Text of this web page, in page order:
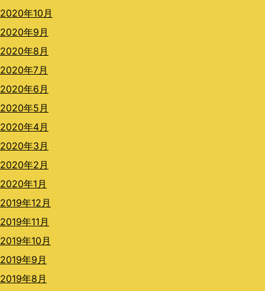
2020年10月
2020年9月
2020年8月
2020年7月
2020年6月
2020年5月
2020年4月
2020年3月
2020年2月
2020年1月
2019年12月
2019年11月
2019年10月
2019年9月
2019年8月